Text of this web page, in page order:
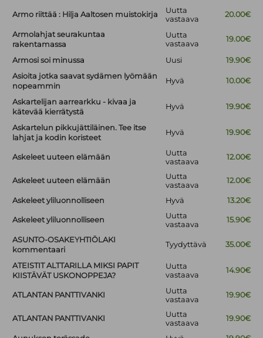
Armo riittää : Hilja Aaltosen muistokirja
Uutta
vastaava
20.00€
Armolahjat seurakuntaa
rakentamassa
Uutta
vastaava
19.00€
Armosi soi minussa Uusi
19.90€
Asioita jotka saavat sydämen lyömään
nopeammin
Hyvä 10.00€
Askartelijan aarrearkku - kivaa ja
kätevää kierrätystä
Hyvä 19.90€
Askartelun pikkujättiläinen. Tee itse
lahjat ja kodin koristeet
Hyvä 19.90€
Askeleet uuteen elämään
Uutta
vastaava
12.00€
Askeleet uuteen elämään
Uutta
vastaava
12.00€
Askeleet yliluonnolliseen Hyvä 13.20€
Askeleet yliluonnolliseen
Uutta
vastaava
15.90€
ASUNTO-OSAKEYHTIÖLAKI
kommentaari
Tyydyttävä 35.00€
ATEISTIT ALTTARILLA MIKSI PAPIT
KIISTÄVÄT USKONOPPEJA?
Uutta
vastaava
14.90€
ATLANTAN PANTTIVANKI
Uutta
vastaava
19.90€
ATLANTAN PANTTIVANKI
Uutta
vastaava
19.90€